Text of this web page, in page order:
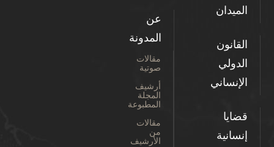
الميدان
القانون
الدولي
الإنساني
قضايا
إنسانية
عن
المدونة
مقالات
صوتية
أرشيف
المجلة
المطبوعة
مقالات
من
الأرشيف